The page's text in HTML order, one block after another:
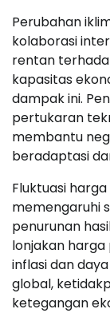
Perubahan
kolaborasi
rentan
kapasitas
dampak ini.
pertukaran
membantu
beradaptasi
Fluktuasi
memengaruhi
penurunan
lonjakan
inflasi dan
global,
ketegangan